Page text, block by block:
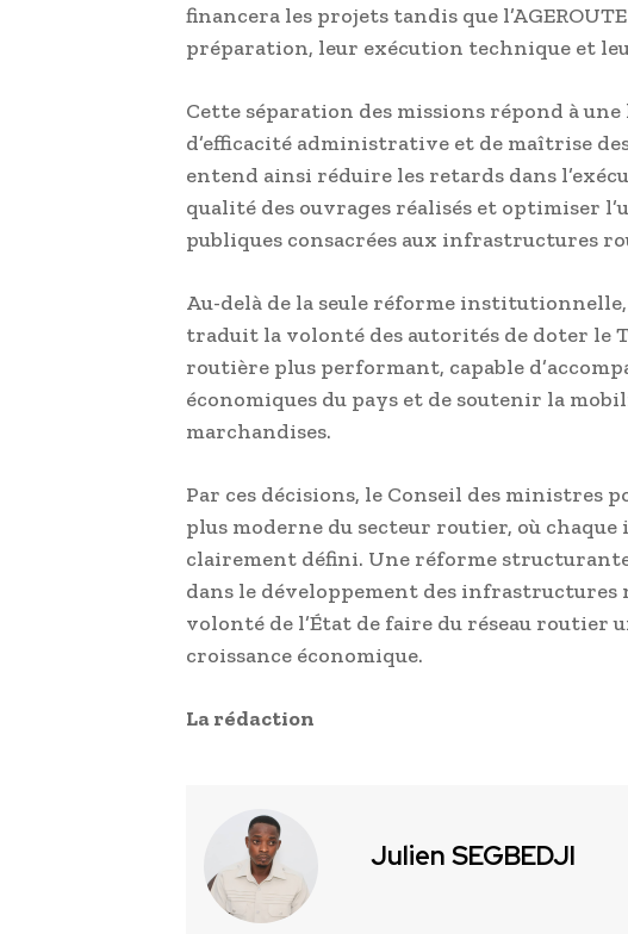
financera les projets tandis que
préparation, leur exécution technique et
Cette séparation des missions répond à
d’efficacité administrative et de maîtrise
entend ainsi réduire les retards dans
qualité des ouvrages réalisés et optimiser
publiques consacrées aux infrastructures
Au-delà de la seule réforme
traduit la volonté des autorités de doter le
routière plus performant, capable
économiques du pays et de soutenir la
marchandises.
Par ces décisions, le Conseil des ministres
plus moderne du secteur routier, où
clairement défini. Une réforme
dans le développement des infrastructures
volonté de l’État de faire du réseau routier
croissance économique.
La rédaction
Julien SEGBEDJI